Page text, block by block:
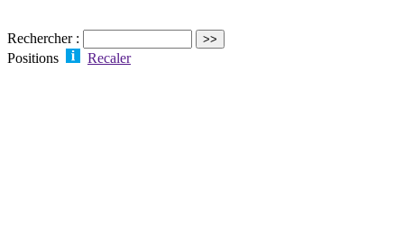
Rechercher :
Positions
Recaler